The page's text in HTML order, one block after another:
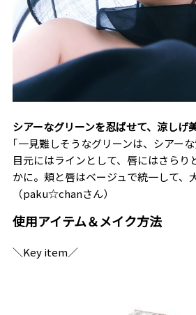
シアーなグリーンを忍ばせて、涼しげ
｢一見難しそうなグリーンは、シアー
目元にはラインとして、唇にはさらり
かに。頬と唇はベージュで統一して、
（paku☆chanさん）
使用アイテム＆メイク方法
＼Key item／